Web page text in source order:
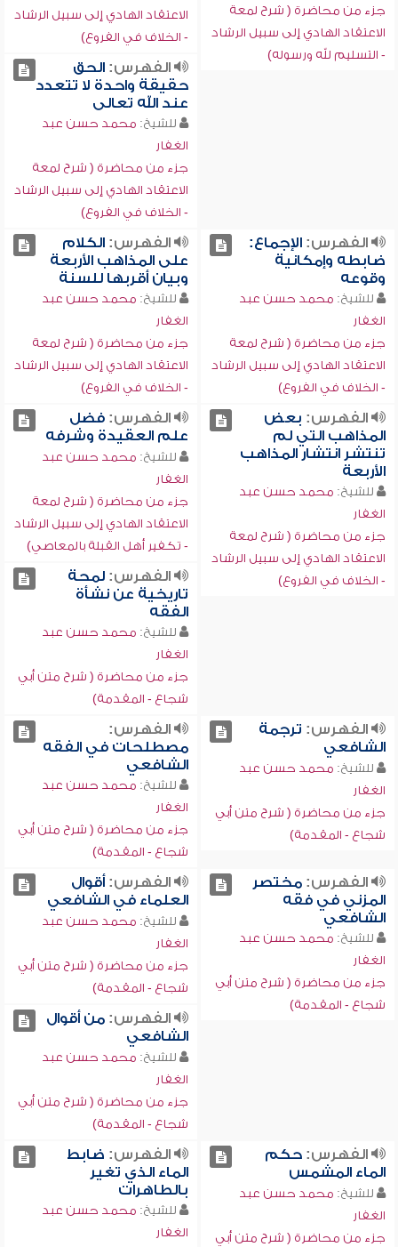
جزء من محاضرة ( شرح لمعة
الاعتقاد الهادي إلى سبيل الرشاد
- التسليم لله ورسوله)
الاعتقاد الهادي إلى سبيل الرشاد
- الخلاف في الفروع)
الفهرس:الحق
حقيقة واحدة لا تتعدد
عند الله تعالى
للشيخ: محمد حسن عبد
الغفار
جزء من محاضرة ( شرح لمعة
الاعتقاد الهادي إلى سبيل الرشاد
- الخلاف في الفروع)
الفهرس:الإجماع:
ضابطه وإمكانية
وقوعه
للشيخ: محمد حسن عبد
الغفار
جزء من محاضرة ( شرح لمعة
الاعتقاد الهادي إلى سبيل الرشاد
- الخلاف في الفروع)
الفهرس:الكلام
على المذاهب الأربعة
وبيان أقربها للسنة
للشيخ: محمد حسن عبد
الغفار
جزء من محاضرة ( شرح لمعة
الاعتقاد الهادي إلى سبيل الرشاد
- الخلاف في الفروع)
الفهرس: بعض
المذاهب التي لم
تنتشر انتشار المذاهب
الأربعة
للشيخ: محمد حسن عبد
الغفار
جزء من محاضرة ( شرح لمعة
الاعتقاد الهادي إلى سبيل الرشاد
- الخلاف في الفروع)
الفهرس:فضل
علم العقيدة وشرفه
للشيخ: محمد حسن عبد
الغفار
جزء من محاضرة ( شرح لمعة
الاعتقاد الهادي إلى سبيل الرشاد
- تكفير أهل القبلة بالمعاصي)
الفهرس:لمحة
تاريخية عن نشأة
الفقه
للشيخ: محمد حسن عبد
الغفار
جزء من محاضرة ( شرح متن أبي
شجاع - المقدمة)
الفهرس: ترجمة
الشافعي
للشيخ: محمد حسن عبد
الغفار
جزء من محاضرة ( شرح متن أبي
شجاع - المقدمة)
الفهرس:
مصطلحات في الفقه
الشافعي
للشيخ: محمد حسن عبد
الغفار
جزء من محاضرة ( شرح متن أبي
شجاع - المقدمة)
الفهرس:مختصر
المزني في فقه
الشافعي
للشيخ: محمد حسن عبد
الغفار
جزء من محاضرة ( شرح متن أبي
شجاع - المقدمة)
الفهرس:أقوال
العلماء في الشافعي
للشيخ: محمد حسن عبد
الغفار
جزء من محاضرة ( شرح متن أبي
شجاع - المقدمة)
الفهرس:من أقوال
الشافعي
للشيخ: محمد حسن عبد
الغفار
جزء من محاضرة ( شرح متن أبي
شجاع - المقدمة)
الفهرس:حكم
الماء المشمس
للشيخ: محمد حسن عبد
الغفار
جزء من محاضرة ( شرح متن أبي
الفهرس: ضابط
الماء الذي تغير
بالطاهرات
للشيخ: محمد حسن عبد
الغفار